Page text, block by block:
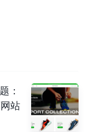
：
站